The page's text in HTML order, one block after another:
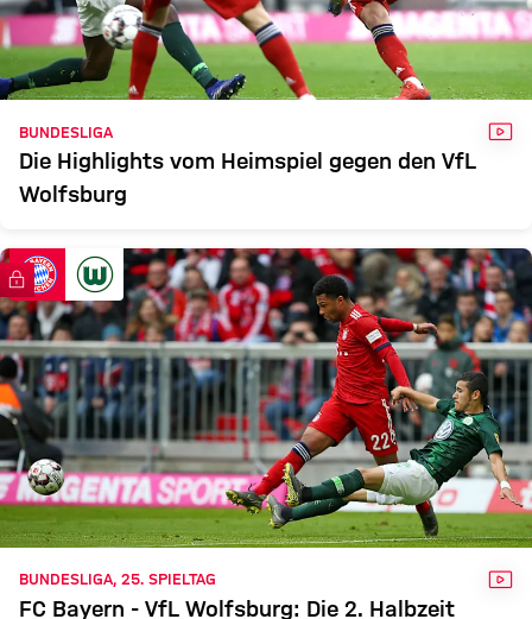
BUNDESLIGA
Die Highlights vom Heimspiel gegen den VfL
Wolfsburg
FC Bayern TV PLUS
BUNDESLIGA, 25. SPIELTAG
FC Bayern - VfL Wolfsburg: Die 2. Halbzeit